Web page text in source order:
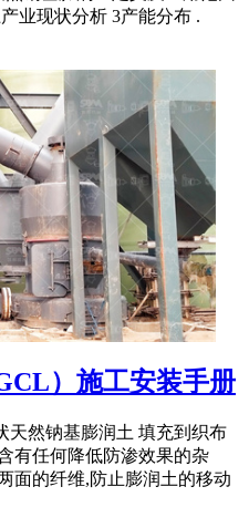
业现状分析 3产能分布 .
）施工安装手册
天然钠基膨润土 填充到织布
有任何降低防渗效果的杂
面的纤维,防止膨润土的移动